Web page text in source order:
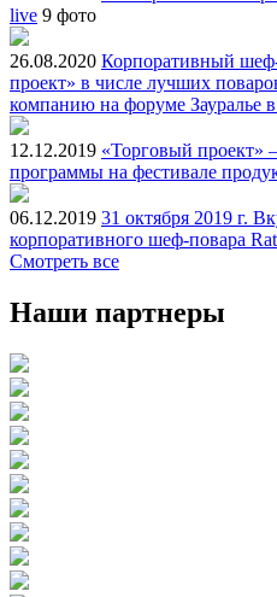
live 9 фото
26.08.2020 Корпоративный
проект» в числе лучших
компанию на форуме Зауралье
12.12.2019 «Торговый проект»
программы на фестивале
06.12.2019 31 октября 2019 г.
корпоративного шеф-повара
Смотреть все
Наши партнеры